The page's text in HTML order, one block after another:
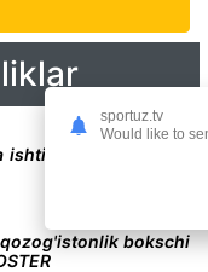
ishtirokidagi qiziqarli
bokschi
sportuz.tv
Would like to